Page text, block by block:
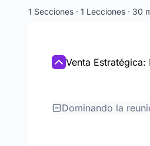
1 Secciones · 1 Lecciones · 30
Venta